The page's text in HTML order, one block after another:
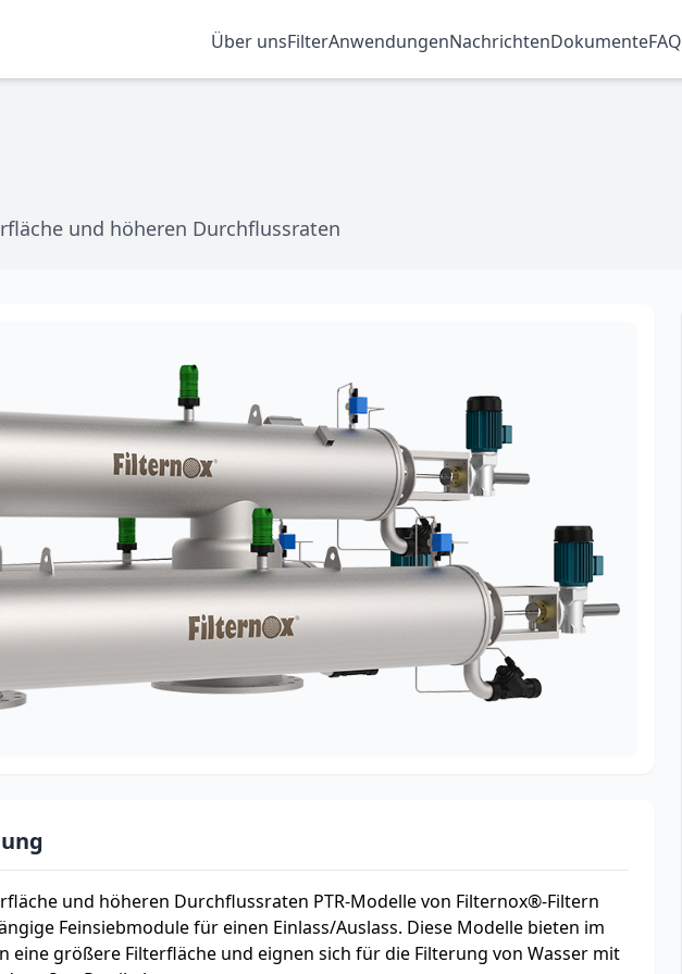
Über unsFilterAnwendungenNachrichtenDokumenteFAQ
und höheren Durchflussraten
und höheren Durchflussraten PTR-Modelle von Filternox®-Filtern
Feinsiebmodule für einen Einlass/Auslass. Diese Modelle bieten im
eine größere Filterfläche und eignen sich für die Filterung von Wasser mit